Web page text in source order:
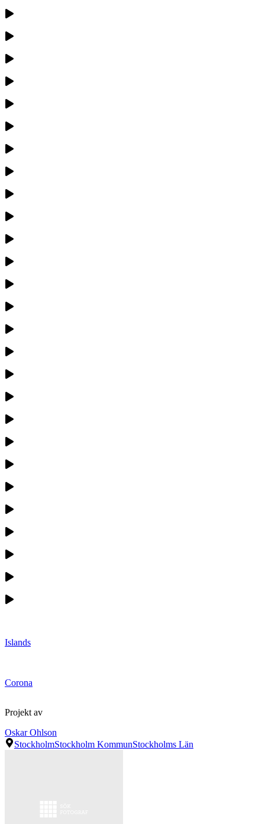
Islands
Corona
Projekt av
Oskar Ohlson
StockholmStockholm KommunStockholms Län